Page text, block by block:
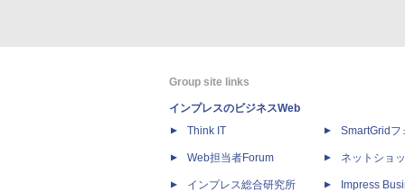
Group site links
インプレスのビジネスWeb
Think IT
Web担当者Forum
インプレス総合研究所
SmartGridフ
ネットショ
Impress